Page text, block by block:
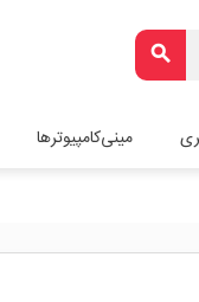
search
مینی‌کامپیوترها